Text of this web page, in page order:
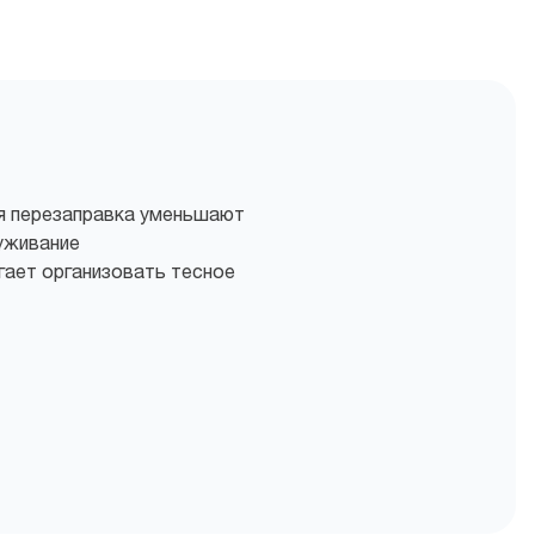
уменьшают
организовать тесное